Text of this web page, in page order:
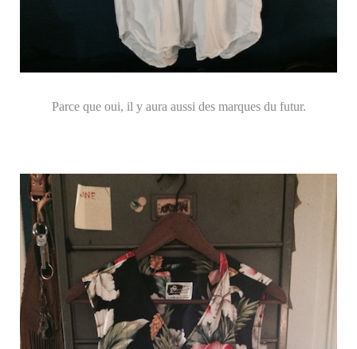
Parce que oui, il y aura aussi des marques du futur.